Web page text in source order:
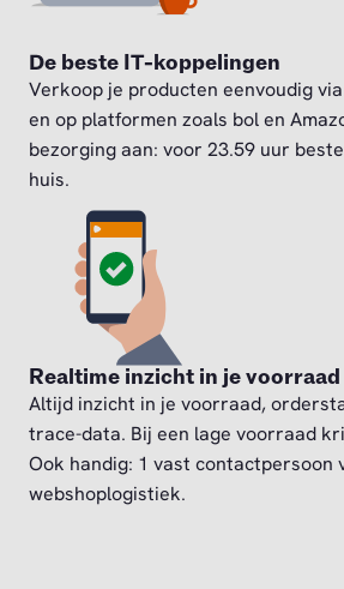
De beste IT-koppelingen
Verkoop je producten eenvoudig
en op platformen zoals bol en
bezorging aan: voor 23.59 uur
huis.
Realtime inzicht in je voorraad
Altijd inzicht in je voorraad,
trace-data. Bij een lage voorraad
Ook handig: 1 vast contactpersoon
webshoplogistiek.